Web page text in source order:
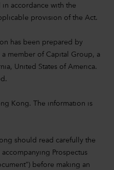
accordance with the
provision of the Act.
has been prepared by
member of Capital Group, a
United States of America.
Kong. The information is
should read carefully the
Prospectus
before making an